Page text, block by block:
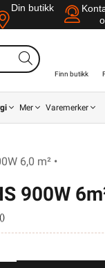
Din butikk
Finn butikk
Mer Varemerker
6,0 m² •
900W
)